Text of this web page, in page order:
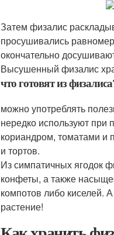
Затем физалис
просушивались
окончательно
Высушенный физалис
что готовят из
можно употреблять
нередко используют при
кориандром, томатами и
и тортов.
Из симпатичных ягодок
конфеты, а также
компотов либо киселей.
растение!